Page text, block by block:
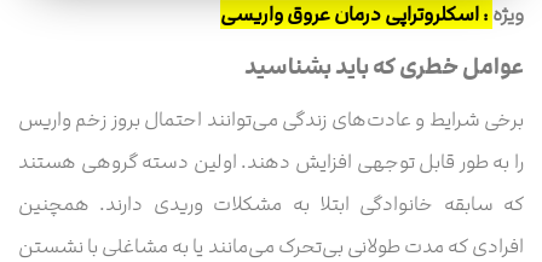
ویژه :اسکلروتراپی درمان عروق واریسی
عوامل خطری که باید بشناسید
برخی شرایط و عادت‌های زندگی می‌توانند احتمال بروز زخم واریس
را به طور قابل توجهی افزایش دهند. اولین دسته گروهی هستند
که سابقه خانوادگی ابتلا به مشکلات وریدی دارند. همچنین
افرادی که مدت طولانی بی‌تحرک می‌مانند یا به مشاغلی با نشستن